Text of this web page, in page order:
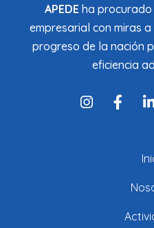
APEDEha procurado
empresarial con miras
progreso de la nación
eficiencia